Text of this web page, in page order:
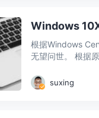
Windows
根据Windows
无望问世。 根据
suxing